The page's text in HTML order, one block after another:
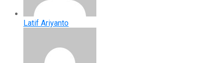
Latif Ariyanto